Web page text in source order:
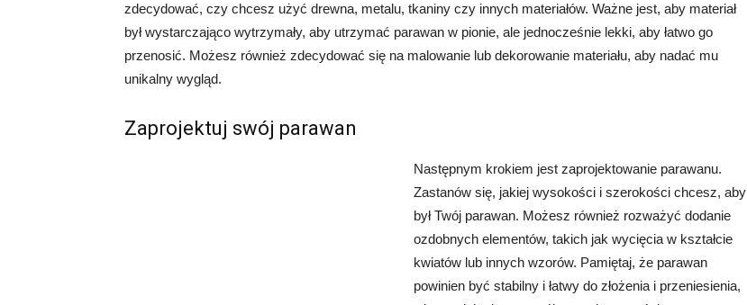
zdecydować, czy chcesz użyć drewna, metalu, tkaniny czy innych materiałów. Ważne jest, aby materiał
był wystarczająco wytrzymały, aby utrzymać parawan w pionie, ale jednocześnie lekki, aby łatwo go
przenosić. Możesz również zdecydować się na malowanie lub dekorowanie materiału, aby nadać mu
unikalny wygląd.
Zaprojektuj swój parawan
Następnym krokiem jest zaprojektowanie parawanu.
Zastanów się, jakiej wysokości i szerokości chcesz, aby
był Twój parawan. Możesz również rozważyć dodanie
ozdobnych elementów, takich jak wycięcia w kształcie
kwiatów lub innych wzorów. Pamiętaj, że parawan
powinien być stabilny i łatwy do złożenia i przeniesienia,